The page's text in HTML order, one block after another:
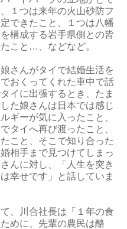
１つは来年の火山砂防フ
できたこと、１つは八幡
構成する岩手県側との皆
こと…、などなど。
さんがタイで結婚生活を
おくってくれた車中で話
イに出張するとき、たま
た娘さんは日本では感じ
ギーが気に入ったこと、
タイへ再び渡ったこと、
こと、そこで知り合った
相手まで見つけてしまっ
んに対し、「人生を突き
幸せです」と話していま
、川合社長は「１年の食
めに、先輩の農民は酪